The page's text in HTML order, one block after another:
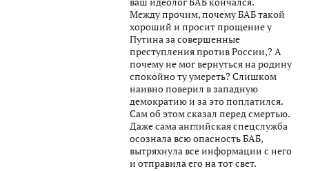
Между прочим, почему БАБ такой
хороший и просит прощение у
Путина за совершенные
преступления против России,? А
почему не мог вернуться на родину
спокойно ту умереть? Слишком
наивно поверил в западную
демократию и за это поплатился.
Сам об этом сказал перед смертью.
Даже сама английская спецслужба
осознала всю опасность БАБ,
вытряхнула все информации с него
и отправила его на тот свет.